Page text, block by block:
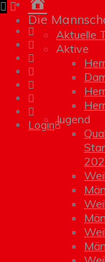
Login
Die
Aktuelle
Aktive
Jugend